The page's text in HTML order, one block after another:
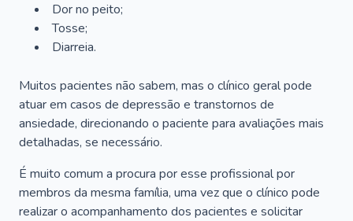
Dor no peito;
Tosse;
Diarreia.
Muitos pacientes não sabem, mas o clínico geral pode
atuar em casos de depressão e transtornos de
ansiedade, direcionando o paciente para avaliações mais
detalhadas, se necessário.
É muito comum a procura por esse profissional por
membros da mesma família, uma vez que o clínico pode
realizar o acompanhamento dos pacientes e solicitar